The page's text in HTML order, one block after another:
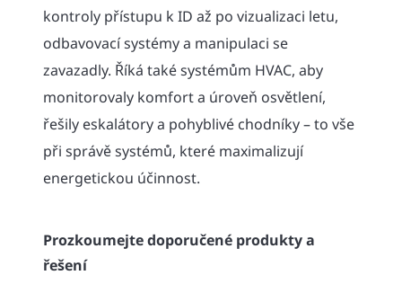
kontroly přístupu k ID až po vizualizaci letu,
odbavovací systémy a manipulaci se
zavazadly. Říká také systémům HVAC, aby
monitorovaly komfort a úroveň osvětlení,
řešily eskalátory a pohyblivé chodníky – to vše
při správě systémů, které maximalizují
energetickou účinnost.
Prozkoumejte doporučené produkty a
řešení